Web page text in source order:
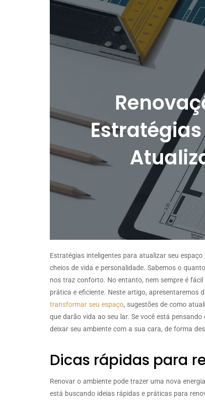
Estratégias inteligentes para atualizar seu
cheios de vida e personalidade. Sabemos o
nos traz conforto. No entanto, nem sempre é
prática e eficiente. Neste artigo, apresentaremos
transformar seu espaço, sugestões de como
que darão vida ao seu lar. Se você está
deixar seu ambiente com a sua cara, de forma
Dicas rápidas para
Renovar o ambiente pode trazer uma nova
está buscando ideias rápidas e práticas para